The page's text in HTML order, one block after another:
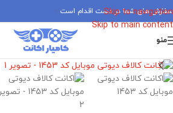
Skip to navigation
Skip to main content
سفارش های شما در دست اقدام است
منو
برای بزرگنمایی کلیک کنید